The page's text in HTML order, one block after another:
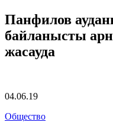
Панфилов
байланысты
жасауда
04.06.19
Общество